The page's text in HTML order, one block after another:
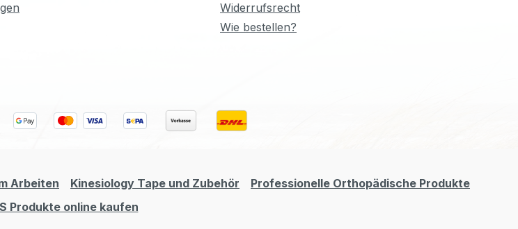
Widerrufsrecht
Wie bestellen?
Arbeiten Kinesiology Tape und Zubehör
Professionelle Orthopädische Produkte
Produkte online kaufen